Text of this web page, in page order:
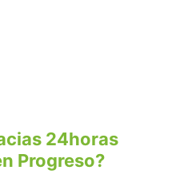
24horas
Progreso?